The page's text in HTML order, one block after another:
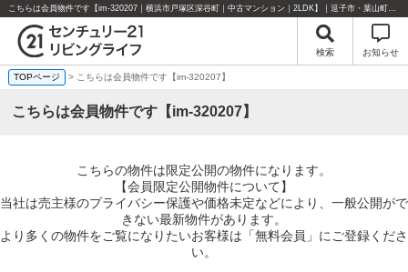
こちらは会員物件です【im-320207｜横浜市戸塚区深谷町｜中古マンション｜2LDK】｜逗子市・葉山町・湘南エリアの不動産のことならセンチュリー21リビングライフにお任せください！
検索 お知らせ
TOPページ > こちらは会員物件です【im-320207】
こちらは会員物件です【im-320207】
こちらの物件は限定公開の物件になります。
【会員限定公開物件について】
当社は売主様のプライバシー保護や価格未定などにより、一般公開がで
きない最新物件があります。
より多くの物件をご覧になりたいお客様は「無料会員」にご登録くださ
い。